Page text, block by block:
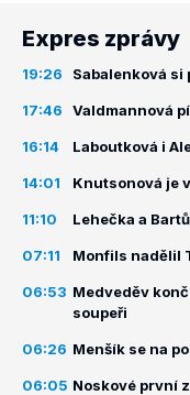
Expres zprávy
19:26 Sabalenková si
17:46 Valdmannová
16:14 Laboutková i
14:01 Knutsonová je
11:10 Lehečka a
07:11 Monfils nadělil
06:53 Medveděv
soupeři
06:26 Menšík se na
06:05 Noskové první